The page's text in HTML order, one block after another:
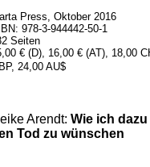
Press, Oktober 2016
978-3-944442-50-1
Seiten
€ (D), 16,00 € (AT), 18,00
24,00 AU$
Arendt: Wie ich
Tod zu wünschen